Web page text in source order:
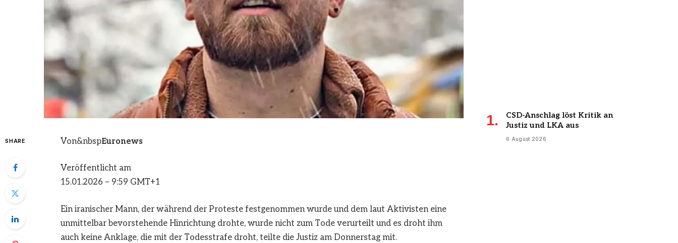
SHARE Von&nbspEuronews
Veröffentlicht am
15.01.2026 – 9:59 GMT+1
Ein iranischer Mann, der während der Proteste festgenommen wurde und dem laut Aktivisten eine
unmittelbar bevorstehende Hinrichtung drohte, wurde nicht zum Tode verurteilt und es droht ihm
auch keine Anklage, die mit der Todesstrafe droht, teilte die Justiz am Donnerstag mit.
CSD-Anschlag löst Kritik an
Justiz und LKA aus
6 August 2026